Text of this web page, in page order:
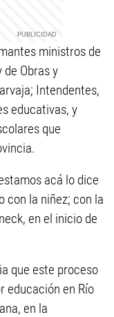
ministros de
Obras y
Intendentes,
educativas, y
que
acá lo dice
con la niñez; con la
en el inicio de
que este proceso
educación en Río
en la